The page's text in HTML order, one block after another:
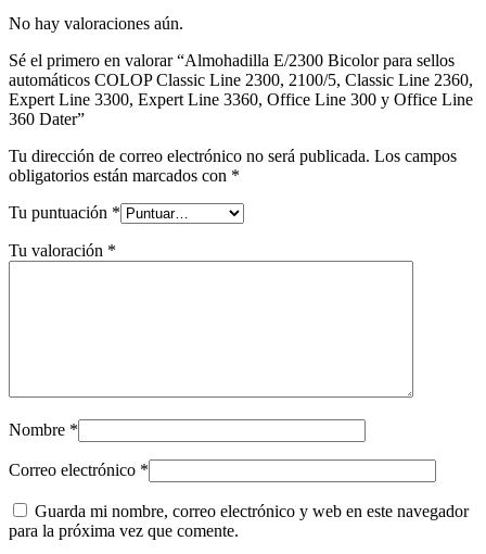
No hay valoraciones aún.
Sé el primero en valorar “Almohadilla E/2300 Bicolor para sellos
automáticos COLOP Classic Line 2300, 2100/5, Classic Line 2360,
Expert Line 3300, Expert Line 3360, Office Line 300 y Office Line
360 Dater”
Tu dirección de correo electrónico no será publicada. Los campos
obligatorios están marcados con *
Tu puntuación *
Tu valoración *
Nombre *
Correo electrónico *
Guarda mi nombre, correo electrónico y web en este navegador
para la próxima vez que comente.